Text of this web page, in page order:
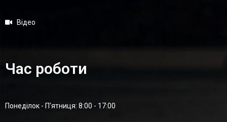
Відео
Час роботи
Понеділок - П'ятниця: 8:00 - 17:00